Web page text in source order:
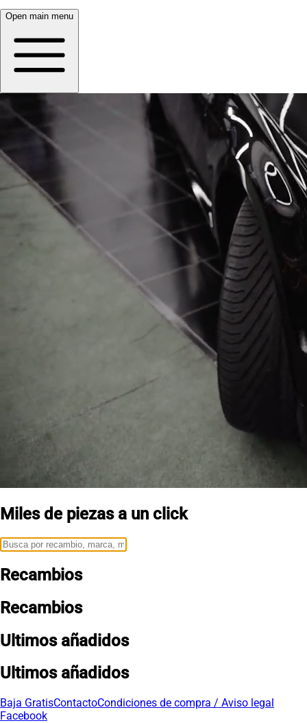
Open main menu
Miles de piezas a un click
Recambios
Recambios
Ultimos añadidos
Ultimos añadidos
Baja GratisContactoCondiciones de compra / Aviso legal
Facebook